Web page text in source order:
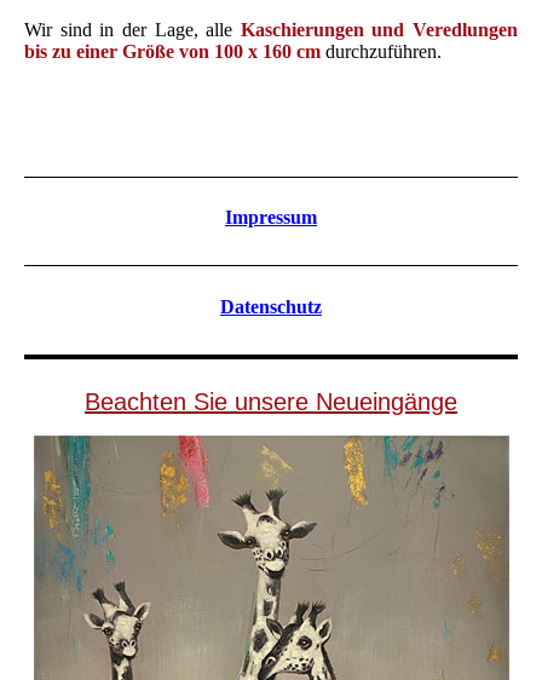
Wir sind in der Lage, alle Kaschierungen und Veredlungen
bis zu einer Größe von 100 x 160 cm durchzuführen.
Impressum
Datenschutz
Beachten Sie unsere Neueingänge